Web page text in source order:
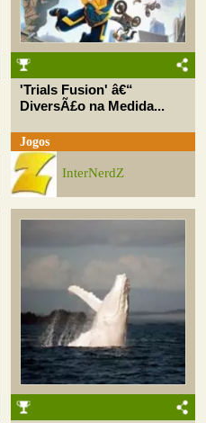
'Trials Fusion' â€“
DiversÃ£o na Medida...
Jogos
InterNerdZ